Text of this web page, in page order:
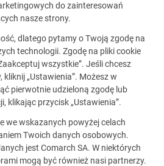
choreografii
lesson
w Banku
do zainteresowań
nasze strony.
dlatego pytamy o Twoją zgodę na
technologii. Zgodę na pliki cookie
wszystkie”. Jeśli chcesz
„Ustawienia”. Możesz w
pierwotnie udzieloną zgodę lub
klikając przycisk „Ustawienia”.
we wskazanych powyżej celach
Twoich danych osobowych.
jest Comarch SA. W niektórych
mogą być również nasi partnerzy.